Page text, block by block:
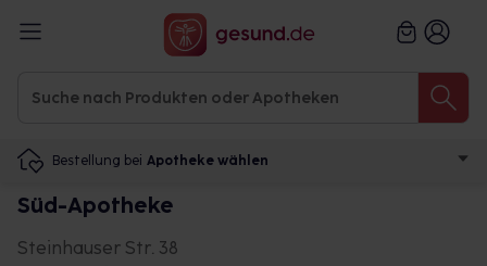
Bestellung bei Apotheke wählen
Süd-Apotheke
Steinhauser Str. 38